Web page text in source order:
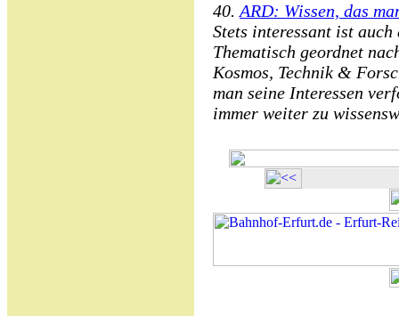
40. ARD: Wissen, das
Stets interessant ist
Thematisch geordnet
Kosmos, Technik &
man seine Interessen
immer weiter zu